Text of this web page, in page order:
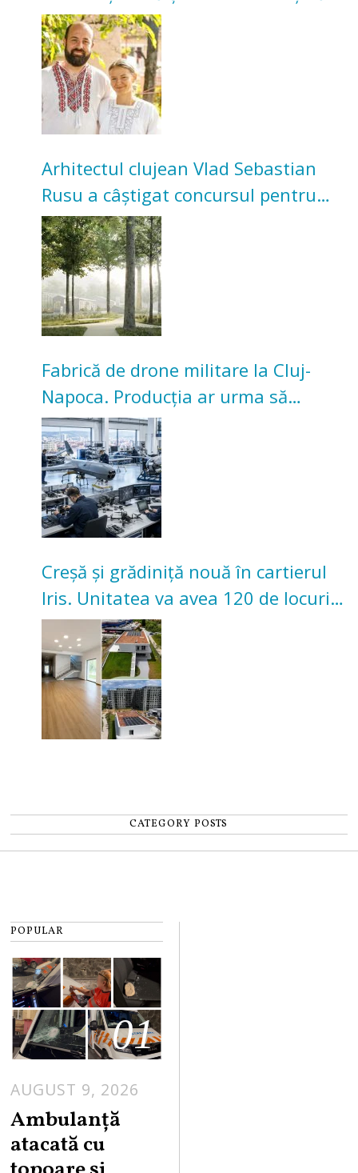
Acum cultivă legume în grădina
bunicilor
Arhitectul clujean Vlad Sebastian
Rusu a câștigat concursul pentru
transformarea Grădinii Casei
Universitarilor
Fabrică de drone militare la Cluj-
Napoca. Producția ar urma să
înceapă în toamna acestui an
Creșă și grădiniță nouă în cartierul
Iris. Unitatea va avea 120 de locuri
pentru copii
CATEGORY POSTS
POPULAR
01
AUGUST 9, 2026
Ambulanță
atacată cu